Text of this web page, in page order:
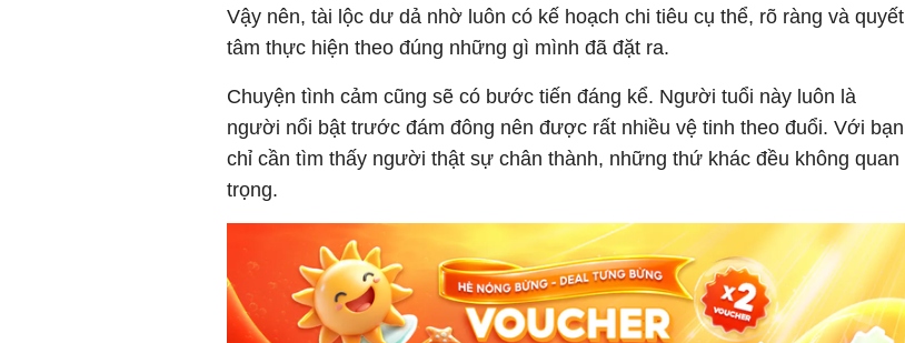
Vậy nên, tài lộc dư dả nhờ luôn có kế hoạch chi tiêu cụ thể, rõ ràng và quyết
tâm thực hiện theo đúng những gì mình đã đặt ra.
Chuyện tình cảm cũng sẽ có bước tiến đáng kể. Người tuổi này luôn là
người nổi bật trước đám đông nên được rất nhiều vệ tinh theo đuổi. Với bạn
chỉ cần tìm thấy người thật sự chân thành, những thứ khác đều không quan
trọng.